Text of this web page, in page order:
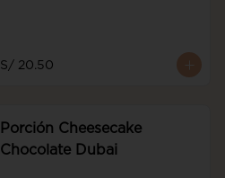
S/ 20.50
Porción Cheesecake
Chocolate Dubai